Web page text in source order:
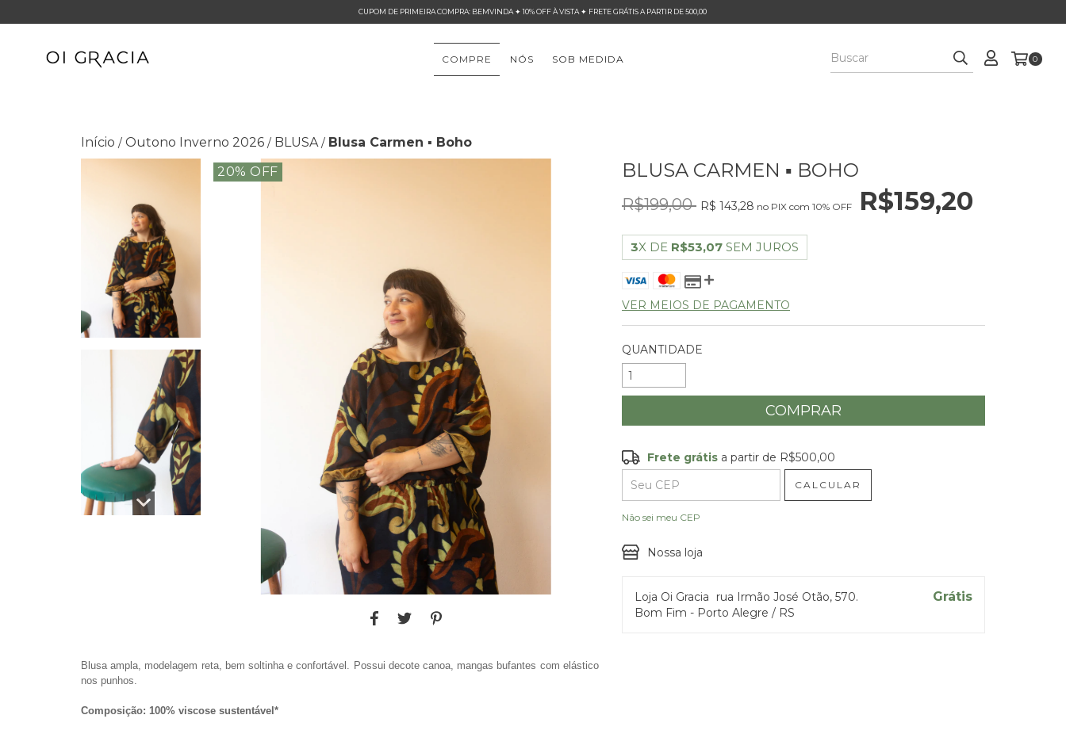
CUPOM DE PRIMEIRA COMPRA: BEMVINDA ✦ 10% OFF À VISTA ✦ FRETE GRÁTIS A PARTIR DE 500,00
COMPRE NÓS SOB MEDIDA 0
Início / Outono Inverno 2026 / BLUSA / Blusa Carmen ▪ Boho
20% OFF
Blusa ampla, modelagem reta, bem soltinha e confortável. Possui decote canoa, mangas bufantes com elástico
nos punhos.
Composição: 100% viscose sustentável*
BLUSA CARMEN ▪ BOHO
R$199,00 R$ 143,28 no PIX com 10% OFF R$159,20
3X DE R$53,07 SEM JUROS
VER MEIOS DE PAGAMENTO
QUANTIDADE
Frete grátis R$500,00
Entregas para o CEP:
Frete grátis a partir de R$500,00
CALCULAR
Não sei meu CEP
Nossa loja
Loja Oi Gracia
rua Irmão José Otão, 570.
Bom Fim - Porto Alegre / RS
Grátis